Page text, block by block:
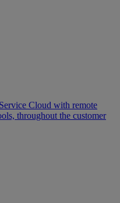
Cloud with remote
throughout the customer